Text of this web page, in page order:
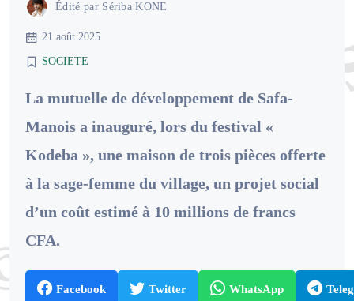
Édité par Sériba KONE
21 août 2025
SOCIETE
La mutuelle de développement de Safa-
Manois a inauguré, lors du festival «
Kodeba », une maison de trois pièces offerte
à la sage-femme du village, un projet social
d’un coût estimé à 10 millions de francs
CFA.
Facebook Twitter WhatsApp